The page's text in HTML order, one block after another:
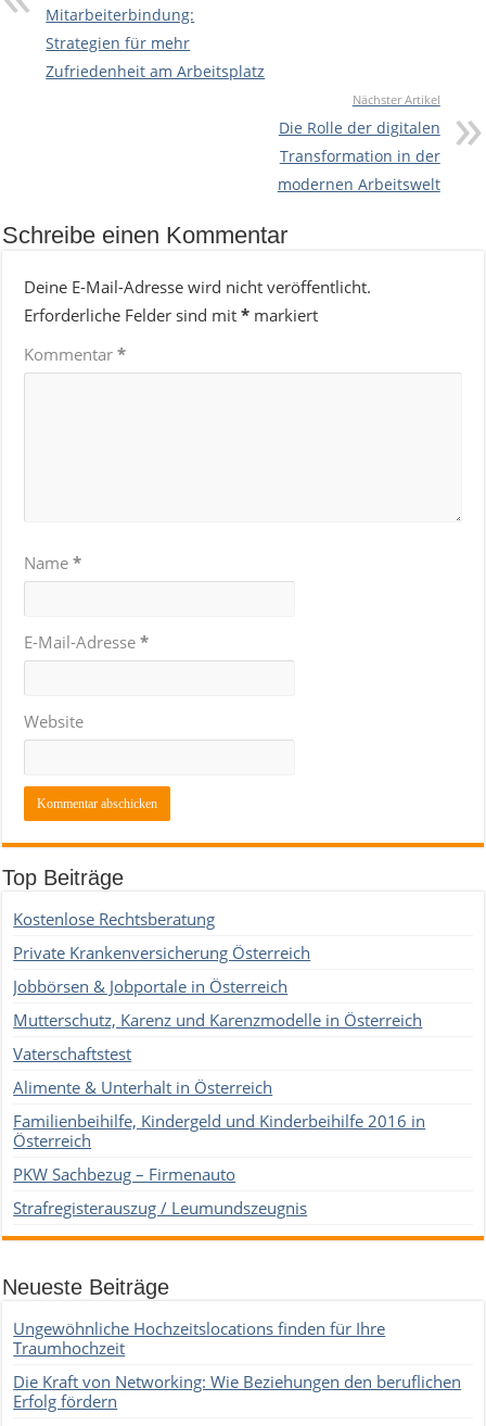
Mitarbeiterbindung:
Strategien für mehr
Zufriedenheit am Arbeitsplatz
Nächster Artikel
Die Rolle der digitalen
Transformation in der
modernen Arbeitswelt
Schreibe einen Kommentar
Deine E-Mail-Adresse wird nicht veröffentlicht.
Erforderliche Felder sind mit* markiert
Kommentar*
Name*
E-Mail-Adresse*
Website
Top Beiträge
Kostenlose Rechtsberatung
Private Krankenversicherung Österreich
Jobbörsen & Jobportale in Österreich
Mutterschutz, Karenz und Karenzmodelle in Österreich
Vaterschaftstest
Alimente & Unterhalt in Österreich
Familienbeihilfe, Kindergeld und Kinderbeihilfe 2016 in
Österreich
PKW Sachbezug – Firmenauto
Strafregisterauszug / Leumundszeugnis
Neueste Beiträge
Ungewöhnliche Hochzeitslocations finden für Ihre
Traumhochzeit
Die Kraft von Networking: Wie Beziehungen den beruflichen
Erfolg fördern